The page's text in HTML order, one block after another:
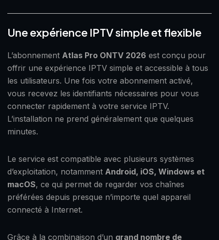
Une expérience IPTV simple et flexible
L’abonnement Atlas Pro ONTV 2026 est conçu pour
offrir une expérience IPTV simple et accessible à tous
les utilisateurs. Une fois votre abonnement activé,
vous recevez les identifiants nécessaires pour vous
connecter rapidement à votre service IPTV.
L’installation ne prend généralement que quelques
minutes.
Le service est compatible avec plusieurs systèmes
d’exploitation, notamment Android, iOS, Windows et
macOS, ce qui permet de regarder vos chaînes
préférées depuis presque n’importe quel appareil
connecté à Internet.
Grâce à la combinaison d’un grand nombre de